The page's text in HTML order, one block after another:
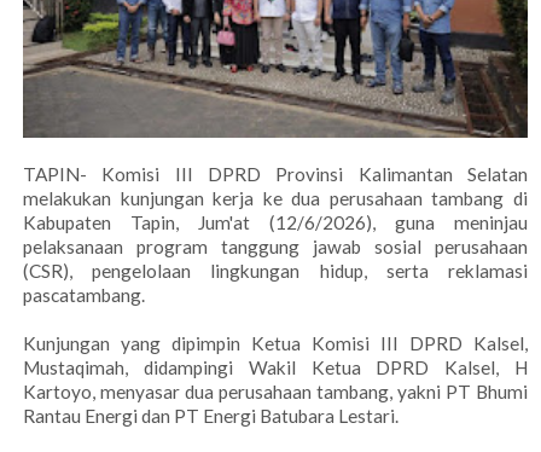
TAPIN- Komisi III DPRD Provinsi Kalimantan Selatan
melakukan kunjungan kerja ke dua perusahaan tambang di
Kabupaten Tapin, Jum'at (12/6/2026), guna meninjau
pelaksanaan program tanggung jawab sosial perusahaan
(CSR), pengelolaan lingkungan hidup, serta reklamasi
pascatambang.
Kunjungan yang dipimpin Ketua Komisi III DPRD Kalsel,
Mustaqimah, didampingi Wakil Ketua DPRD Kalsel, H
Kartoyo, menyasar dua perusahaan tambang, yakni PT Bhumi
Rantau Energi dan PT Energi Batubara Lestari.